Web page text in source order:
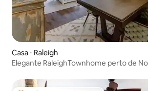
Casa ⋅ Raleigh
Elegante RaleighTownhome perto de